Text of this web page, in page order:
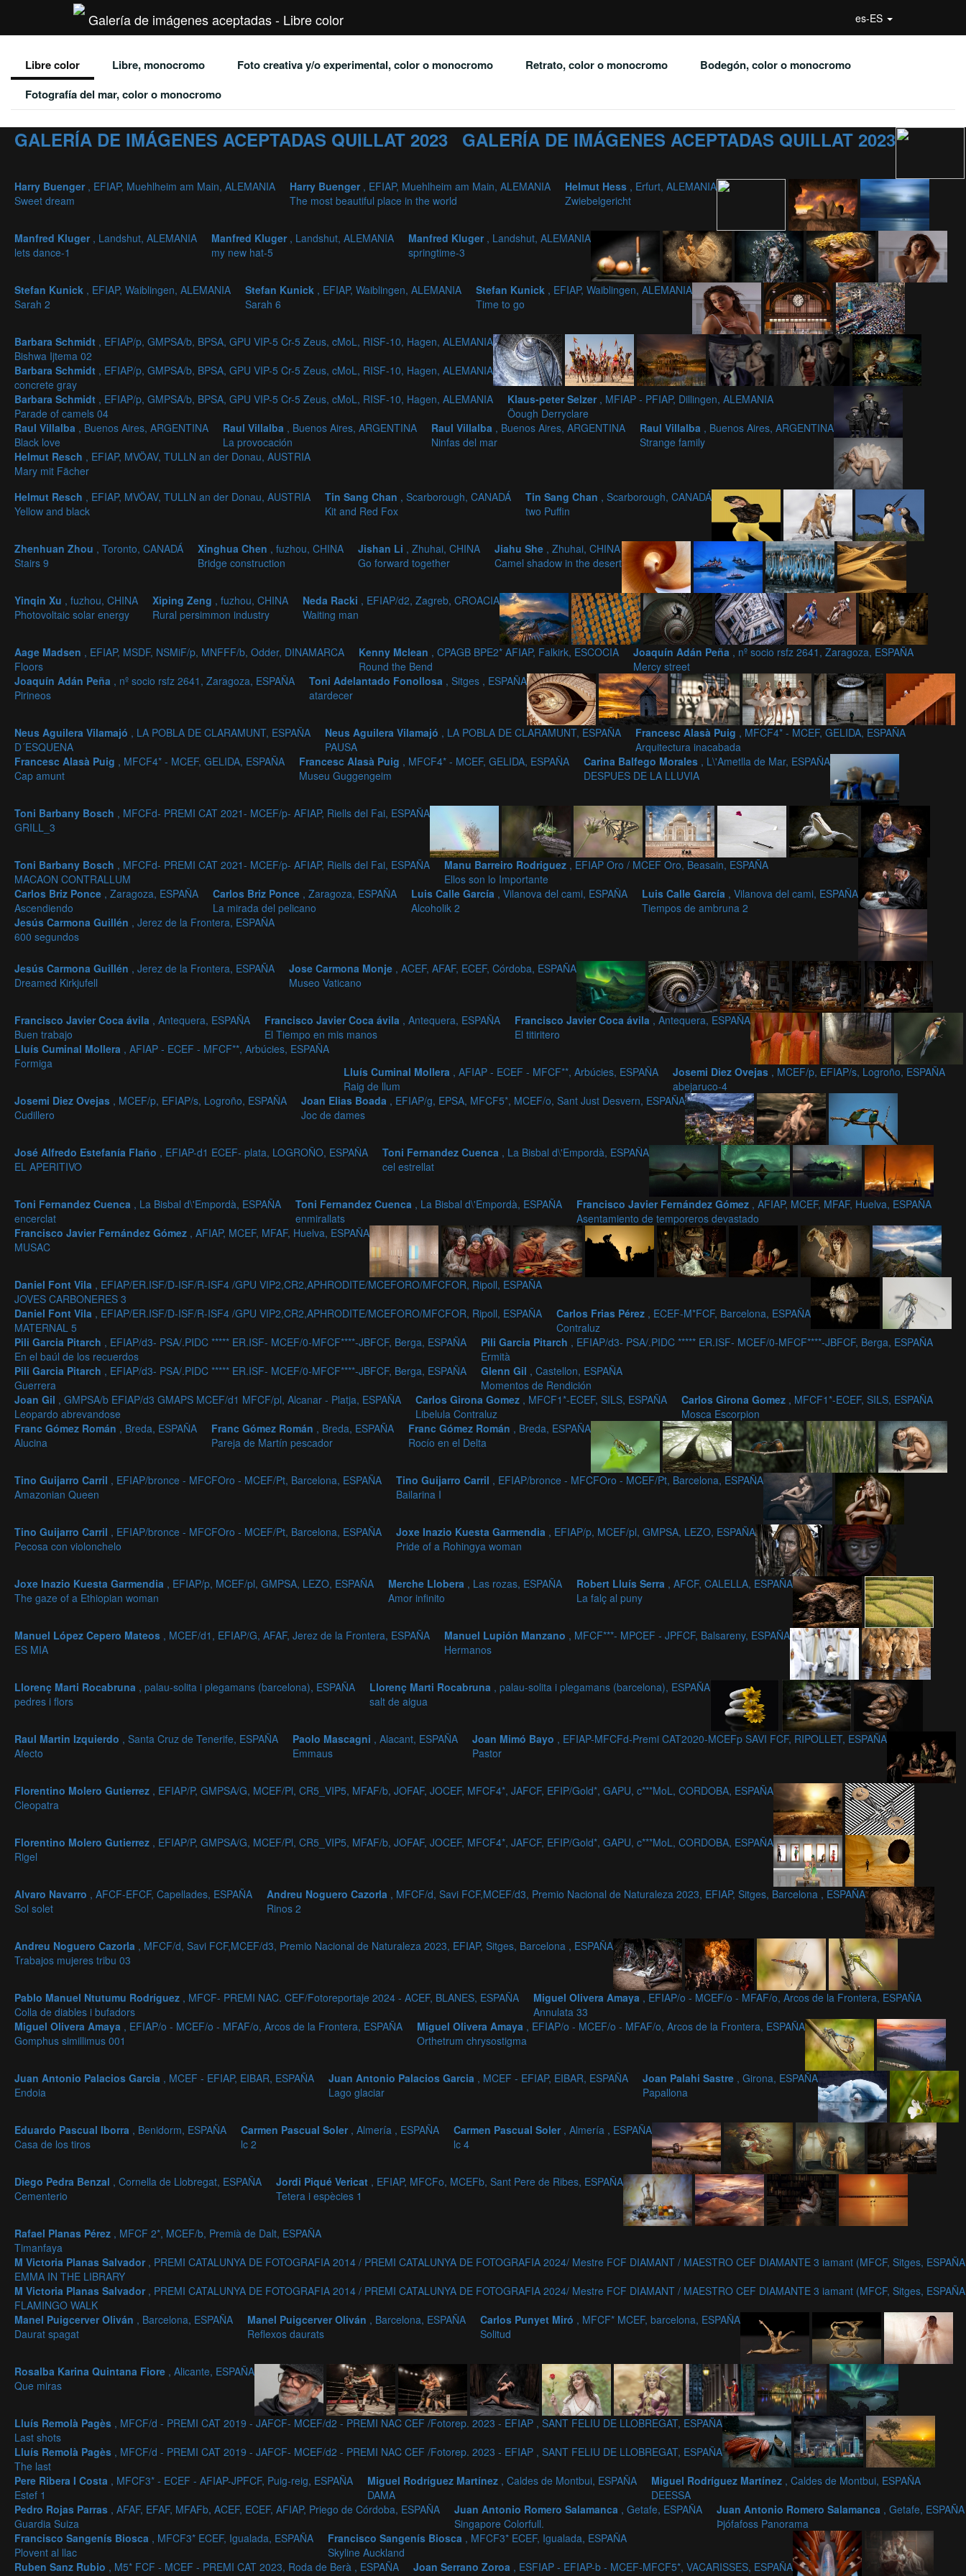
Galería de imágenes aceptadas - Libre color es-ES
Libre color Libre, monocromo Foto creativa y/o experimental, color o monocromo Retrato, color o monocromo
Bodegón, color o monocromo
Fotografía del mar, color o monocromo
GALERÍA DE IMÁGENES ACEPTADAS QUILLAT 2023 GALERÍA DE IMÁGENES ACEPTADAS QUILLAT 2023
Harry Buenger , EFIAP, Muehlheim am Main, ALEMANIA
Sweet dream
Harry Buenger , EFIAP, Muehlheim am Main, ALEMANIA
The most beautiful place in the world
Helmut Hess , Erfurt, ALEMANIA
Zwiebelgericht
Manfred Kluger , Landshut, ALEMANIA
lets dance-1
Manfred Kluger , Landshut, ALEMANIA
my new hat-5
Manfred Kluger , Landshut, ALEMANIA
springtime-3
Stefan Kunick , EFIAP, Waiblingen, ALEMANIA
Sarah 2
Stefan Kunick , EFIAP, Waiblingen, ALEMANIA
Sarah 6
Stefan Kunick , EFIAP, Waiblingen, ALEMANIA
Time to go
Barbara Schmidt , EFIAP/p, GMPSA/b, BPSA, GPU VIP-5 Cr-5 Zeus, cMoL, RISF-10, Hagen, ALEMANIA
Bishwa Ijtema 02
Barbara Schmidt , EFIAP/p, GMPSA/b, BPSA, GPU VIP-5 Cr-5 Zeus, cMoL, RISF-10, Hagen, ALEMANIA
concrete gray
Barbara Schmidt , EFIAP/p, GMPSA/b, BPSA, GPU VIP-5 Cr-5 Zeus, cMoL, RISF-10, Hagen, ALEMANIA
Parade of camels 04
Klaus-peter Selzer , MFIAP - PFIAP, Dillingen, ALEMANIA
Öough Derryclare
Raul Villalba , Buenos Aires, ARGENTINA
Black love
Raul Villalba , Buenos Aires, ARGENTINA
La provocación
Raul Villalba , Buenos Aires, ARGENTINA
Ninfas del mar
Raul Villalba , Buenos Aires, ARGENTINA
Strange family
Helmut Resch , EFIAP, MVÖAV, TULLN an der Donau, AUSTRIA
Mary mit Fächer
Helmut Resch , EFIAP, MVÖAV, TULLN an der Donau, AUSTRIA
Yellow and black
Tin Sang Chan , Scarborough, CANADÁ
Kit and Red Fox
Tin Sang Chan , Scarborough, CANADÁ
two Puffin
Zhenhuan Zhou , Toronto, CANADÁ
Stairs 9
Xinghua Chen , fuzhou, CHINA
Bridge construction
Jishan Li , Zhuhai, CHINA
Go forward together
Jiahu She , Zhuhai, CHINA
Camel shadow in the desert
Yinqin Xu , fuzhou, CHINA
Photovoltaic solar energy
Xiping Zeng , fuzhou, CHINA
Rural persimmon industry
Neda Racki , EFIAP/d2, Zagreb, CROACIA
Waiting man
Aage Madsen , EFIAP, MSDF, NSMiF/p, MNFFF/b, Odder, DINAMARCA
Floors
Kenny Mclean , CPAGB BPE2* AFIAP, Falkirk, ESCOCIA
Round the Bend
Joaquín Adán Peña , nº socio rsfz 2641, Zaragoza, ESPAÑA
Mercy street
Joaquín Adán Peña , nº socio rsfz 2641, Zaragoza, ESPAÑA
Pirineos
Toni Adelantado Fonollosa , Sitges , ESPAÑA
atardecer
Neus Aguilera Vilamajó , LA POBLA DE CLARAMUNT, ESPAÑA
D´ESQUENA
Neus Aguilera Vilamajó , LA POBLA DE CLARAMUNT, ESPAÑA
PAUSA
Francesc Alasà Puig , MFCF4* - MCEF, GELIDA, ESPAÑA
Arquitectura inacabada
Francesc Alasà Puig , MFCF4* - MCEF, GELIDA, ESPAÑA
Cap amunt
Francesc Alasà Puig , MFCF4* - MCEF, GELIDA, ESPAÑA
Museu Guggengeim
Carina Balfego Morales , L\'Ametlla de Mar, ESPAÑA
DESPUES DE LA LLUVIA
Toni Barbany Bosch , MFCFd- PREMI CAT 2021- MCEF/p- AFIAP, Riells del Fai, ESPAÑA
GRILL_3
Toni Barbany Bosch , MFCFd- PREMI CAT 2021- MCEF/p- AFIAP, Riells del Fai, ESPAÑA
MACAON CONTRALLUM
Manu Barreiro Rodriguez , EFIAP Oro / MCEF Oro, Beasain, ESPAÑA
Ellos son lo Importante
Carlos Briz Ponce , Zaragoza, ESPAÑA
Ascendiendo
Carlos Briz Ponce , Zaragoza, ESPAÑA
La mirada del pelicano
Luis Calle García , Vilanova del cami, ESPAÑA
Alcoholik 2
Luis Calle García , Vilanova del cami, ESPAÑA
Tiempos de ambruna 2
Jesús Carmona Guillén , Jerez de la Frontera, ESPAÑA
600 segundos
Jesús Carmona Guillén , Jerez de la Frontera, ESPAÑA
Dreamed Kirkjufell
Jose Carmona Monje , ACEF, AFAF, ECEF, Córdoba, ESPAÑA
Museo Vaticano
Francisco Javier Coca ávila , Antequera, ESPAÑA
Buen trabajo
Francisco Javier Coca ávila , Antequera, ESPAÑA
El Tiempo en mis manos
Francisco Javier Coca ávila , Antequera, ESPAÑA
El titiritero
Lluís Cuminal Mollera , AFIAP - ECEF - MFCF**, Arbúcies, ESPAÑA
Formiga
Lluís Cuminal Mollera , AFIAP - ECEF - MFCF**, Arbúcies, ESPAÑA
Raig de llum
Josemi Diez Ovejas , MCEF/p, EFIAP/s, Logroño, ESPAÑA
abejaruco-4
Josemi Diez Ovejas , MCEF/p, EFIAP/s, Logroño, ESPAÑA
Cudillero
Joan Elias Boada , EFIAP/g, EPSA, MFCF5*, MCEF/o, Sant Just Desvern, ESPAÑA
Joc de dames
José Alfredo Estefanía Flaño , EFIAP-d1 ECEF- plata, LOGROÑO, ESPAÑA
EL APERITIVO
Toni Fernandez Cuenca , La Bisbal d\'Empordà, ESPAÑA
cel estrellat
Toni Fernandez Cuenca , La Bisbal d\'Empordà, ESPAÑA
encerclat
Toni Fernandez Cuenca , La Bisbal d\'Empordà, ESPAÑA
enmirallats
Francisco Javier Fernández Gómez , AFIAP, MCEF, MFAF, Huelva, ESPAÑA
Asentamiento de temporeros devastado
Francisco Javier Fernández Gómez , AFIAP, MCEF, MFAF, Huelva, ESPAÑA
MUSAC
Daniel Font Vila , EFIAP/ER.ISF/D-ISF/R-ISF4 /GPU VIP2,CR2,APHRODITE/MCEFORO/MFCFOR, Ripoll, ESPAÑA
JOVES CARBONERES 3
Daniel Font Vila , EFIAP/ER.ISF/D-ISF/R-ISF4 /GPU VIP2,CR2,APHRODITE/MCEFORO/MFCFOR, Ripoll, ESPAÑA
MATERNAL 5
Carlos Frias Pérez , ECEF-M*FCF, Barcelona, ESPAÑA
Contraluz
Pili Garcia Pitarch , EFIAP/d3- PSA/.PIDC ***** ER.ISF- MCEF/0-MFCF****-JBFCF, Berga, ESPAÑA
En el baúl de los recuerdos
Pili Garcia Pitarch , EFIAP/d3- PSA/.PIDC ***** ER.ISF- MCEF/0-MFCF****-JBFCF, Berga, ESPAÑA
Ermità
Pili Garcia Pitarch , EFIAP/d3- PSA/.PIDC ***** ER.ISF- MCEF/0-MFCF****-JBFCF, Berga, ESPAÑA
Guerrera
Glenn Gil , Castellon, ESPAÑA
Momentos de Rendición
Joan Gil , GMPSA/b EFIAP/d3 GMAPS MCEF/d1 MFCF/pl, Alcanar - Platja, ESPAÑA
Leopardo abrevandose
Carlos Girona Gomez , MFCF1*-ECEF, SILS, ESPAÑA
Libelula Contraluz
Carlos Girona Gomez , MFCF1*-ECEF, SILS, ESPAÑA
Mosca Escorpion
Franc Gómez Román , Breda, ESPAÑA
Alucina
Franc Gómez Román , Breda, ESPAÑA
Pareja de Martín pescador
Franc Gómez Román , Breda, ESPAÑA
Rocío en el Delta
Tino Guijarro Carril , EFIAP/bronce - MFCFOro - MCEF/Pt, Barcelona, ESPAÑA
Amazonian Queen
Tino Guijarro Carril , EFIAP/bronce - MFCFOro - MCEF/Pt, Barcelona, ESPAÑA
Bailarina I
Tino Guijarro Carril , EFIAP/bronce - MFCFOro - MCEF/Pt, Barcelona, ESPAÑA
Pecosa con violonchelo
Joxe Inazio Kuesta Garmendia , EFIAP/p, MCEF/pl, GMPSA, LEZO, ESPAÑA
Pride of a Rohingya woman
Joxe Inazio Kuesta Garmendia , EFIAP/p, MCEF/pl, GMPSA, LEZO, ESPAÑA
The gaze of a Ethiopian woman
Merche Llobera , Las rozas, ESPAÑA
Amor infinito
Robert Lluís Serra , AFCF, CALELLA, ESPAÑA
La falç al puny
Manuel López Cepero Mateos , MCEF/d1, EFIAP/G, AFAF, Jerez de la Frontera, ESPAÑA
ES MIA
Manuel Lupión Manzano , MFCF***- MPCEF - JPFCF, Balsareny, ESPAÑA
Hermanos
Llorenç Marti Rocabruna , palau-solita i plegamans (barcelona), ESPAÑA
pedres i flors
Llorenç Marti Rocabruna , palau-solita i plegamans (barcelona), ESPAÑA
salt de aigua
Raul Martin Izquierdo , Santa Cruz de Tenerife, ESPAÑA
Afecto
Paolo Mascagni , Alacant, ESPAÑA
Emmaus
Joan Mimó Bayo , EFIAP-MFCFd-Premi CAT2020-MCEFp SAVI FCF, RIPOLLET, ESPAÑA
Pastor
Florentino Molero Gutierrez , EFIAP/P, GMPSA/G, MCEF/Pl, CR5_VIP5, MFAF/b, JOFAF, JOCEF, MFCF4*, JAFCF, EFIP/Gold*, GAPU, c***MoL, CORDOBA, ESPAÑA
Cleopatra
Florentino Molero Gutierrez , EFIAP/P, GMPSA/G, MCEF/Pl, CR5_VIP5, MFAF/b, JOFAF, JOCEF, MFCF4*, JAFCF, EFIP/Gold*, GAPU, c***MoL, CORDOBA, ESPAÑA
Rigel
Alvaro Navarro , AFCF-EFCF, Capellades, ESPAÑA
Sol solet
Andreu Noguero Cazorla , MFCF/d, Savi FCF,MCEF/d3, Premio Nacional de Naturaleza 2023, EFIAP, Sitges, Barcelona , ESPAÑA
Rinos 2
Andreu Noguero Cazorla , MFCF/d, Savi FCF,MCEF/d3, Premio Nacional de Naturaleza 2023, EFIAP, Sitges, Barcelona , ESPAÑA
Trabajos mujeres tribu 03
Pablo Manuel Ntutumu Rodríguez , MFCF- PREMI NAC. CEF/Fotoreportaje 2024 - ACEF, BLANES, ESPAÑA
Colla de diables i bufadors
Miguel Olivera Amaya , EFIAP/o - MCEF/o - MFAF/o, Arcos de la Frontera, ESPAÑA
Annulata 33
Miguel Olivera Amaya , EFIAP/o - MCEF/o - MFAF/o, Arcos de la Frontera, ESPAÑA
Gomphus simillimus 001
Miguel Olivera Amaya , EFIAP/o - MCEF/o - MFAF/o, Arcos de la Frontera, ESPAÑA
Orthetrum chrysostigma
Juan Antonio Palacios Garcia , MCEF - EFIAP, EIBAR, ESPAÑA
Endoia
Juan Antonio Palacios Garcia , MCEF - EFIAP, EIBAR, ESPAÑA
Lago glaciar
Joan Palahi Sastre , Girona, ESPAÑA
Papallona
Eduardo Pascual Iborra , Benidorm, ESPAÑA
Casa de los tiros
Carmen Pascual Soler , Almería , ESPAÑA
lc 2
Carmen Pascual Soler , Almería , ESPAÑA
lc 4
Diego Pedra Benzal , Cornella de Llobregat, ESPAÑA
Cementerio
Jordi Piqué Vericat , EFIAP, MFCFo, MCEFb, Sant Pere de Ribes, ESPAÑA
Tetera i espècies 1
Rafael Planas Pérez , MFCF 2*, MCEF/b, Premià de Dalt, ESPAÑA
Timanfaya
M Victoria Planas Salvador , PREMI CATALUNYA DE FOTOGRAFIA 2014 / PREMI CATALUNYA DE FOTOGRAFIA 2024/ Mestre FCF DIAMANT / MAESTRO CEF DIAMANTE 3 iamant (MFCF, Sitges, ESPAÑA
EMMA IN THE LIBRARY
M Victoria Planas Salvador , PREMI CATALUNYA DE FOTOGRAFIA 2014 / PREMI CATALUNYA DE FOTOGRAFIA 2024/ Mestre FCF DIAMANT / MAESTRO CEF DIAMANTE 3 iamant (MFCF, Sitges, ESPAÑA
FLAMINGO WALK
Manel Puigcerver Oliván , Barcelona, ESPAÑA
Daurat spagat
Manel Puigcerver Oliván , Barcelona, ESPAÑA
Reflexos daurats
Carlos Punyet Miró , MFCF* MCEF, barcelona, ESPAÑA
Solitud
Rosalba Karina Quintana Fiore , Alicante, ESPAÑA
Que miras
Lluís Remolà Pagès , MFCF/d - PREMI CAT 2019 - JAFCF- MCEF/d2 - PREMI NAC CEF /Fotorep. 2023 - EFIAP , SANT FELIU DE LLOBREGAT, ESPAÑA
Last shots
Lluís Remolà Pagès , MFCF/d - PREMI CAT 2019 - JAFCF- MCEF/d2 - PREMI NAC CEF /Fotorep. 2023 - EFIAP , SANT FELIU DE LLOBREGAT, ESPAÑA
The last
Pere Ribera I Costa , MFCF3* - ECEF - AFIAP-JPFCF, Puig-reig, ESPAÑA
Estef 1
Miguel Rodríguez Martínez , Caldes de Montbui, ESPAÑA
DAMA
Miguel Rodríguez Martínez , Caldes de Montbui, ESPAÑA
DEESSA
Pedro Rojas Parras , AFAF, EFAF, MFAFb, ACEF, ECEF, AFIAP, Priego de Córdoba, ESPAÑA
Guardia Suiza
Juan Antonio Romero Salamanca , Getafe, ESPAÑA
Singapore Colorfull.
Juan Antonio Romero Salamanca , Getafe, ESPAÑA
Þjófafoss Panorama
Francisco Sangenís Biosca , MFCF3* ECEF, Igualada, ESPAÑA
Plovent al llac
Francisco Sangenís Biosca , MFCF3* ECEF, Igualada, ESPAÑA
Skyline Auckland
Ruben Sanz Rubio , M5* FCF - MCEF - PREMI CAT 2023, Roda de Berà , ESPAÑA
Joan Serrano Zoroa , ESFIAP - EFIAP-b - MCEF-MFCF5*, VACARISSES, ESPAÑA